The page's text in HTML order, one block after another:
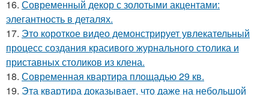
16. Современный декор с золотыми акцентами:
элегантность в деталях.
17. Это короткое видео демонстрирует увлекательный
процесс создания красивого журнального столика и
приставных столиков из клена.
18. Современная квартира площадью 29 кв.
19. Эта квартира доказывает, что даже на небольшой